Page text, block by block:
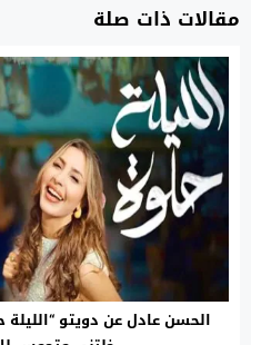
مقالات ذات صلة
الحسن عادل عن دويتو